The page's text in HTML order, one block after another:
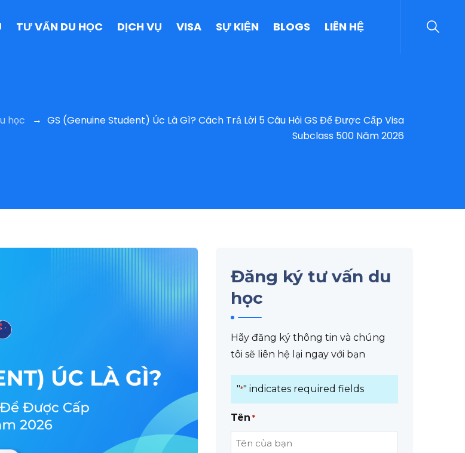
TƯ VẤN DU HỌC DỊCH VỤ VISA SỰ KIỆN BLOGS LIÊN HỆ
học → GS (Genuine Student) Úc Là Gì? Cách Trả Lời 5 Câu Hỏi GS Để Được Cấp Visa
Subclass 500 Năm 2026
Đăng ký tư vấn du
học
Hãy đăng ký thông tin và chúng
tôi sẽ liên hệ lại ngay với bạn
"*" indicates required fields
Tên *